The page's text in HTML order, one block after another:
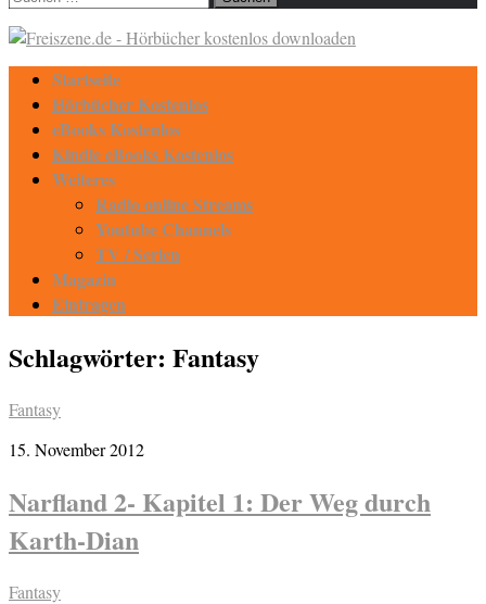
Startseite
Hörbücher Kostenlos
eBooks Kostenlos
Kindle eBooks Kostenlos
Weiteres
Radio online Streams
Youtube Channels
TV / Serien
Magazin
Eintragen
Schlagwörter: Fantasy
Fantasy
15. November 2012
Narfland 2- Kapitel 1: Der Weg durch
Karth-Dian
Fantasy